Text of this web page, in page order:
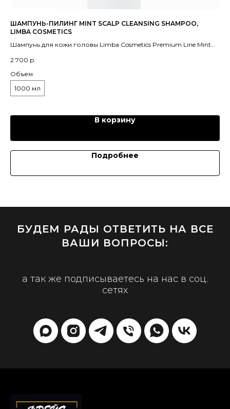
ШАМПУНЬ-ПИЛИНГ MINT SCALP CLEANSING SHAMPOO,
LIMBA COSMETICS
Шампунь для кожи головы Limba Cosmetics Premium Line Mint
глубокого очищения кожи головы от загрязнений и
излишков себума.
2 700 р.
Объем
1000 мл
В корзину
Подробнее
БУДЕМ РАДЫ ОТВЕТИТЬ НА ВСЕ
ВАШИ ВОПРОСЫ:
а так же подписываетесь на нас в соц.
сетях